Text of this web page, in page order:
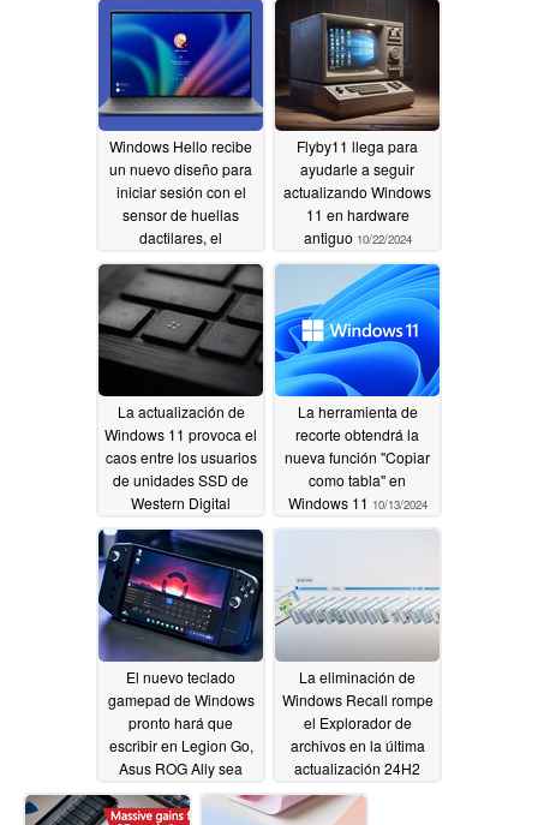
Windows Hello recibe
un nuevo diseño para
iniciar sesión con el
sensor de huellas
dactilares, el
reconocimiento facial o
la contraseña11/05/2024
Flyby11 llega para
ayudarle a seguir
actualizando Windows
11 en hardware
antiguo 10/22/2024
La actualización de
Windows 11 provoca el
caos entre los usuarios
de unidades SSD de
Western Digital
10/15/2024
La herramienta de
recorte obtendrá la
nueva función "Copiar
como tabla" en
Windows 11 10/13/2024
El nuevo teclado
gamepad de Windows
pronto hará que
escribir en Legion Go,
Asus ROG Ally sea
más parecido al Steam
Deck10/12/2024
La eliminación de
Windows Recall rompe
el Explorador de
archivos en la última
actualización 24H2
10/12/2024